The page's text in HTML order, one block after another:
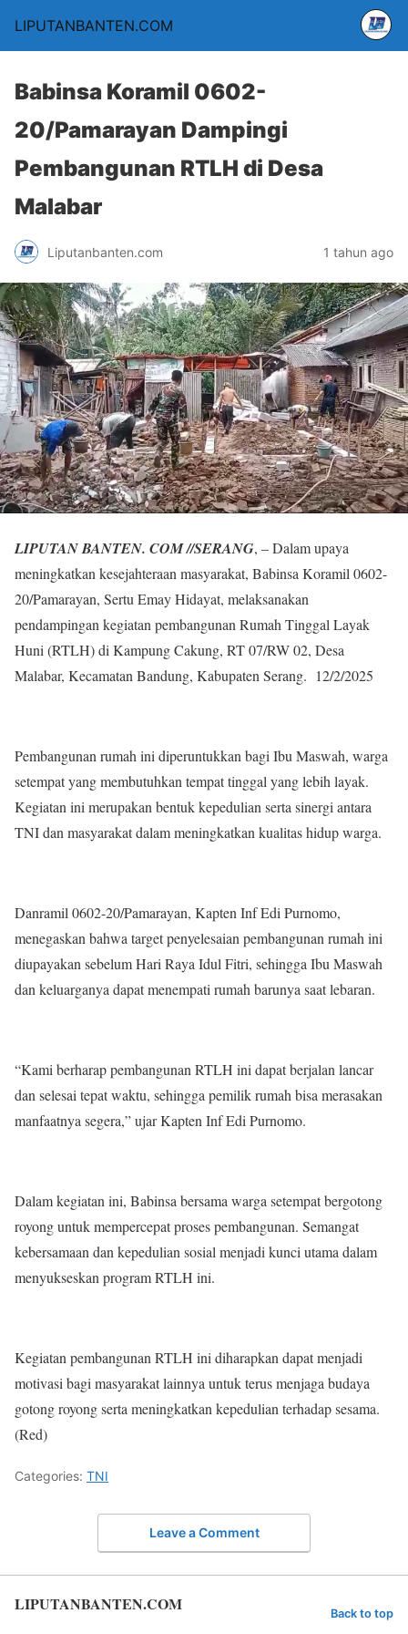
LIPUTANBANTEN.COM
Babinsa Koramil 0602-
20/Pamarayan Dampingi
Pembangunan RTLH di Desa
Malabar
Liputanbanten.com 1 tahun ago
LIPUTAN BANTEN. COM //SERANG, – Dalam upaya
meningkatkan kesejahteraan masyarakat, Babinsa Koramil 0602-
20/Pamarayan, Sertu Emay Hidayat, melaksanakan
pendampingan kegiatan pembangunan Rumah Tinggal Layak
Huni (RTLH) di Kampung Cakung, RT 07/RW 02, Desa
Malabar, Kecamatan Bandung, Kabupaten Serang. 12/2/2025
Pembangunan rumah ini diperuntukkan bagi Ibu Maswah, warga
setempat yang membutuhkan tempat tinggal yang lebih layak.
Kegiatan ini merupakan bentuk kepedulian serta sinergi antara
TNI dan masyarakat dalam meningkatkan kualitas hidup warga.
Danramil 0602-20/Pamarayan, Kapten Inf Edi Purnomo,
menegaskan bahwa target penyelesaian pembangunan rumah ini
diupayakan sebelum Hari Raya Idul Fitri, sehingga Ibu Maswah
dan keluarganya dapat menempati rumah barunya saat lebaran.
“Kami berharap pembangunan RTLH ini dapat berjalan lancar
dan selesai tepat waktu, sehingga pemilik rumah bisa merasakan
manfaatnya segera,” ujar Kapten Inf Edi Purnomo.
Dalam kegiatan ini, Babinsa bersama warga setempat bergotong
royong untuk mempercepat proses pembangunan. Semangat
kebersamaan dan kepedulian sosial menjadi kunci utama dalam
menyukseskan program RTLH ini.
Kegiatan pembangunan RTLH ini diharapkan dapat menjadi
motivasi bagi masyarakat lainnya untuk terus menjaga budaya
gotong royong serta meningkatkan kepedulian terhadap sesama.
(Red)
Categories: TNI
Leave a Comment
LIPUTANBANTEN.COM Back to top